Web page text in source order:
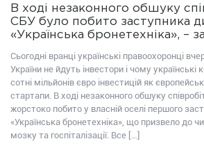
В ході незаконного обшуку
СБУ було побито заступника
«Українська бронетехніка», –
Сьогодні вранці українські правоохоронці
України не йдуть інвестори і чому українські
сотні мільйонів євро інвестицій як
стартапи. В ході незаконного обшуку
жорстоко побито у власній оселі першого
«Українська бронетехніка», що призвело до
мозку та госпіталізації. Все […]